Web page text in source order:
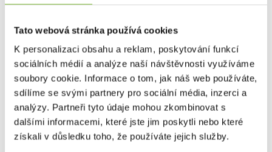
Tato webová stránka používá cookies
K personalizaci obsahu a reklam, poskytování funkcí
sociálních médií a analýze naší návštěvnosti využíváme
soubory cookie. Informace o tom, jak náš web používáte,
sdílíme se svými partnery pro sociální média, inzerci a
analýzy. Partneři tyto údaje mohou zkombinovat s
dalšími informacemi, které jste jim poskytli nebo které
získali v důsledku toho, že používáte jejich služby.
na rybaření bez ohledu na počasí.
značky Grundéns také skvělé lifestyle produkty, jako jsou
stylové mikiny, trička a čepice. Tyto kousky nejenže
poskytují komfort a praktičnost, ale také umožňují rybářům
a outdoorovým nadšencům nosit oblečení, které reflektuje
jejich vášeň pro rybaření i v běžném životě.
Grundéns díky svému závazku k inovacím, použitým
materiálům, udržitelnosti a kvalitě je oblíbenou
volbou profesionálních i sportovních rybářů po celém
světě.Bez ohledu na to, zda jste na vodě nebo trávíte čas